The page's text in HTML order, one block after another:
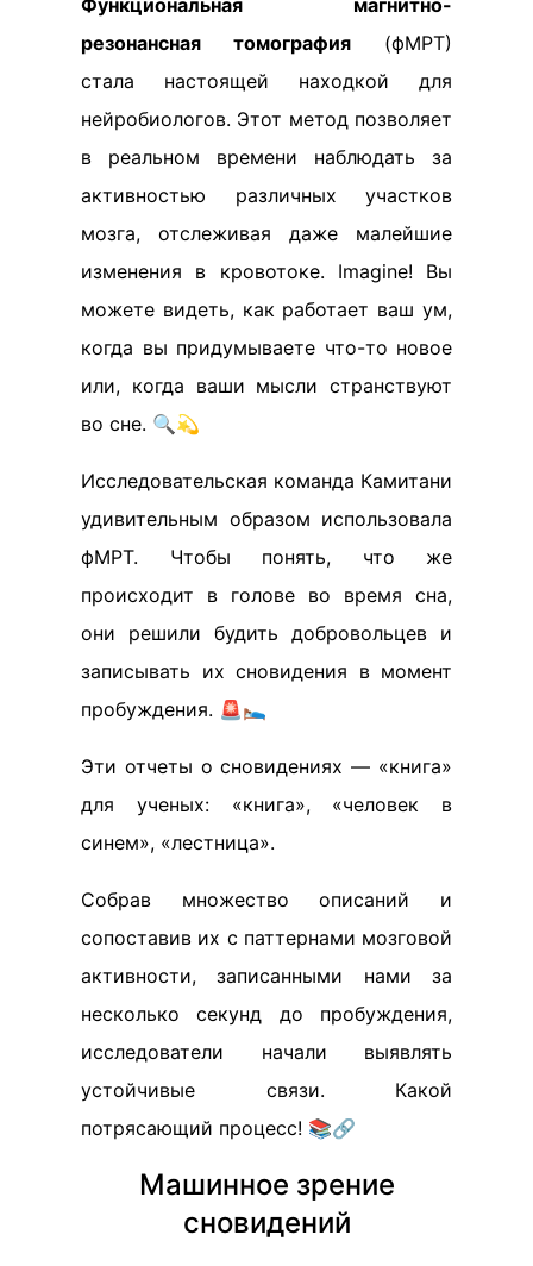
Функциональная магнитно-
резонансная томография (фМРТ)
стала настоящей находкой для
нейробиологов. Этот метод позволяет
в реальном времени наблюдать за
активностью различных участков
мозга, отслеживая даже малейшие
изменения в кровотоке. Imagine! Вы
можете видеть, как работает ваш ум,
когда вы придумываете что-то новое
или, когда ваши мысли странствуют
во сне. 🔍💫
Исследовательская команда Камитани
удивительным образом использовала
фМРТ. Чтобы понять, что же
происходит в голове во время сна,
они решили будить добровольцев и
записывать их сновидения в момент
пробуждения. 🚨🛌
Эти отчеты о сновидениях — «книга»
для ученых: «книга», «человек в
синем», «лестница».
Собрав множество описаний и
сопоставив их с паттернами мозговой
активности, записанными нами за
несколько секунд до пробуждения,
исследователи начали выявлять
устойчивые связи. Какой
потрясающий процесс! 📚🔗
Машинное зрение
сновидений